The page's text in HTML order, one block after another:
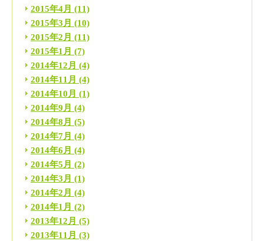
2015年4月 (11)
2015年3月 (10)
2015年2月 (11)
2015年1月 (7)
2014年12月 (4)
2014年11月 (4)
2014年10月 (1)
2014年9月 (4)
2014年8月 (5)
2014年7月 (4)
2014年6月 (4)
2014年5月 (2)
2014年3月 (1)
2014年2月 (4)
2014年1月 (2)
2013年12月 (5)
2013年11月 (3)